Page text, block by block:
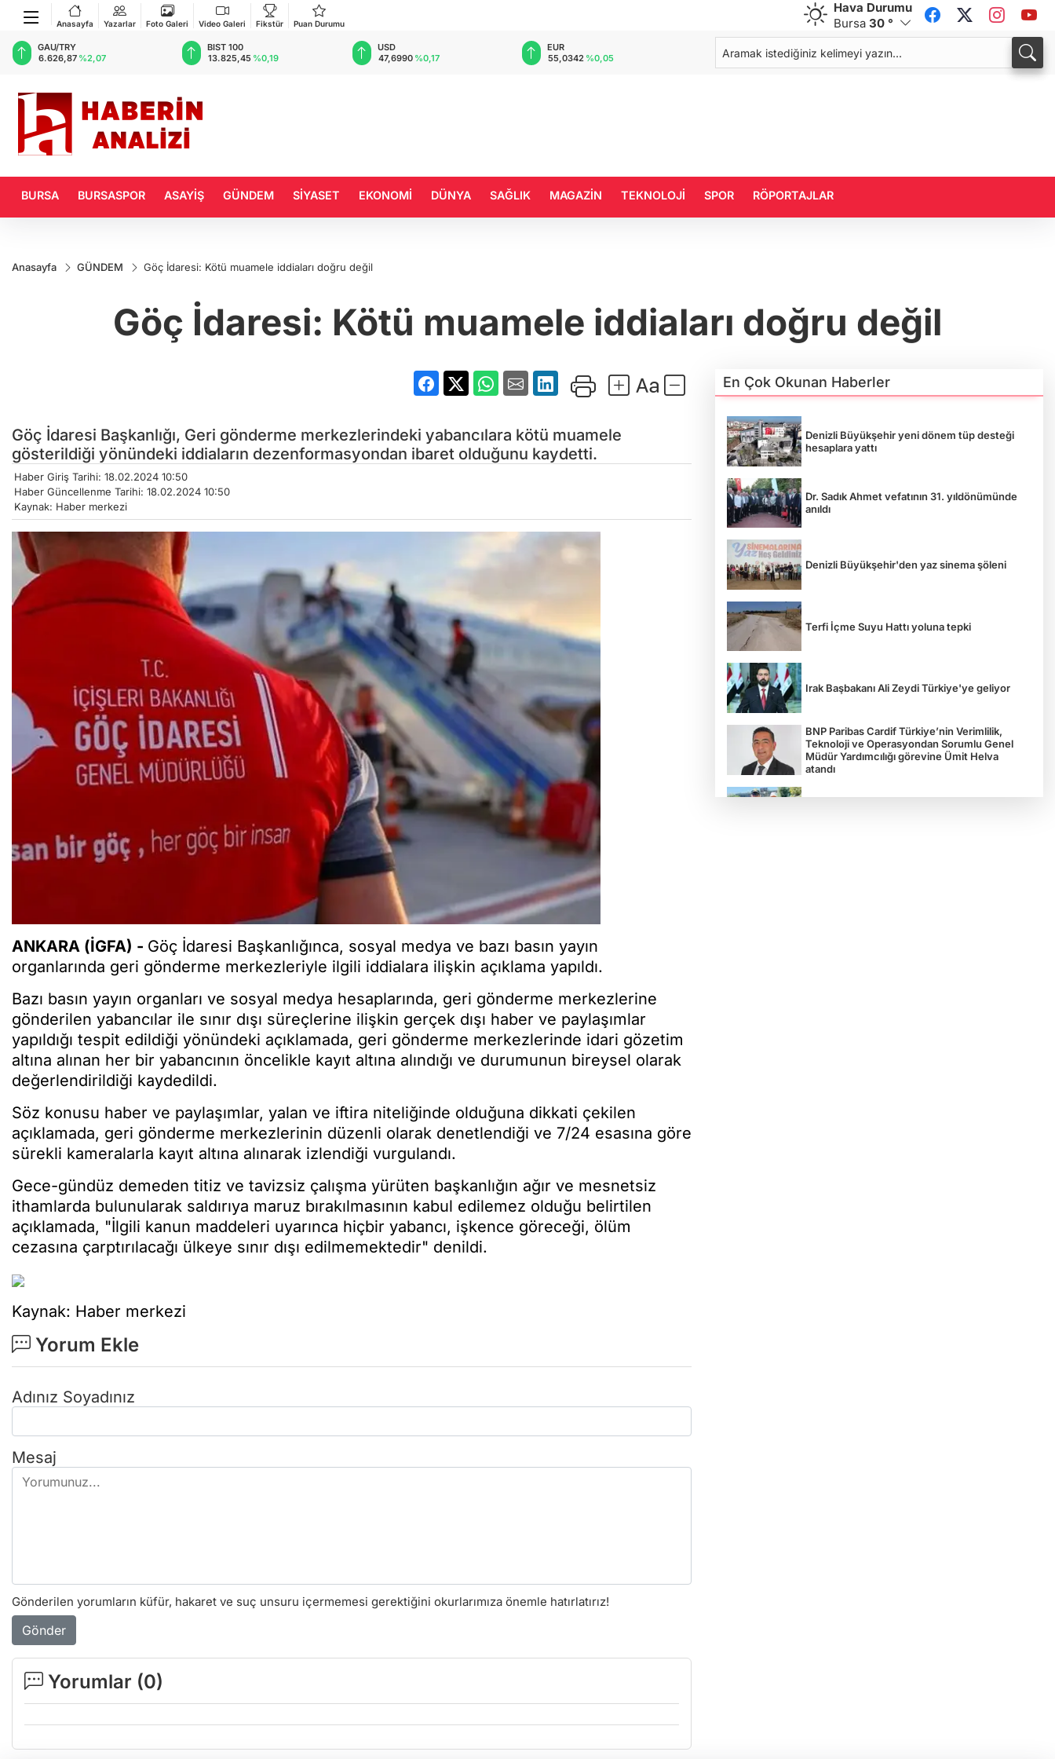
Anasayfa Yazarlar Foto Galeri Video Galeri Fikstür Puan Durumu
Hava Durumu
Bursa 30 °
BIST 100
13.825,45%0,19
USD
47,6990%0,17
EUR
55,0342 %0,05
GBP
64,1705%0,01
CHF
58,8441%0,48
34,0245
BURSA BURSASPOR ASAYİŞ GÜNDEM SİYASET EKONOMİ DÜNYA SAĞLIK MAGAZİN TEKNOLOJİ SPOR RÖPORTAJLAR
Anasayfa GÜNDEM Göç İdaresi: Kötü muamele iddiaları doğru değil
Göç İdaresi: Kötü muamele iddiaları doğru değil
Göç İdaresi Başkanlığı, Geri gönderme merkezlerindeki yabancılara kötü muamele
gösterildiği yönündeki iddiaların dezenformasyondan ibaret olduğunu kaydetti.
Haber Giriş Tarihi: 18.02.2024 10:50
Haber Güncellenme Tarihi: 18.02.2024 10:50
Kaynak: Haber merkezi
ANKARA (İGFA) - Göç İdaresi Başkanlığınca, sosyal medya ve bazı basın yayın
organlarında geri gönderme merkezleriyle ilgili iddialara ilişkin açıklama yapıldı.
Bazı basın yayın organları ve sosyal medya hesaplarında, geri gönderme merkezlerine
gönderilen yabancılar ile sınır dışı süreçlerine ilişkin gerçek dışı haber ve paylaşımlar
yapıldığı tespit edildiği yönündeki açıklamada, geri gönderme merkezlerinde idari gözetim
altına alınan her bir yabancının öncelikle kayıt altına alındığı ve durumunun bireysel olarak
değerlendirildiği kaydedildi.
Söz konusu haber ve paylaşımlar, yalan ve iftira niteliğinde olduğuna dikkati çekilen
açıklamada, geri gönderme merkezlerinin düzenli olarak denetlendiği ve 7/24 esasına göre
sürekli kameralarla kayıt altına alınarak izlendiği vurgulandı.
Gece-gündüz demeden titiz ve tavizsiz çalışma yürüten başkanlığın ağır ve mesnetsiz
ithamlarda bulunularak saldırıya maruz bırakılmasının kabul edilemez olduğu belirtilen
açıklamada, "İlgili kanun maddeleri uyarınca hiçbir yabancı, işkence göreceği, ölüm
cezasına çarptırılacağı ülkeye sınır dışı edilmemektedir" denildi.
Kaynak: Haber merkezi
Yorum Ekle
Adınız Soyadınız
Mesaj
Gönderilen yorumların küfür, hakaret ve suç unsuru içermemesi gerektiğini okurlarımıza önemle hatırlatırız!
Gönder
Yorumlar (0)
En Çok Okunan Haberler
Denizli Büyükşehir yeni dönem tüp desteği
hesaplara yattı
Dr. Sadık Ahmet vefatının 31. yıldönümünde
anıldı
Denizli Büyükşehir'den yaz sinema şöleni
Terfi İçme Suyu Hattı yoluna tepki
Irak Başbakanı Ali Zeydi Türkiye'ye geliyor
BNP Paribas Cardif Türkiye’nin Verimlilik,
Teknoloji ve Operasyondan Sorumlu Genel
Müdür Yardımcılığı görevine Ümit Helva
atandı